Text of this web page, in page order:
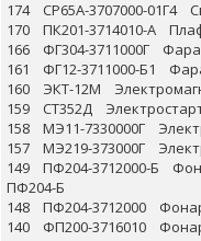
174 СР65А-3707000-01Г4
170 ПК201-3714010-А
166 ФГ304-3711000Г Фара
161 ФГ12-3711000-Б1
160 ЭКТ-12М
159 СТ352Д
158 МЭ11-7330000Г
157 МЭ219-373000Г
149 ПФ204-3712000-Б
ПФ204-Б
148 ПФ204-3712000
140 ФП200-3716010